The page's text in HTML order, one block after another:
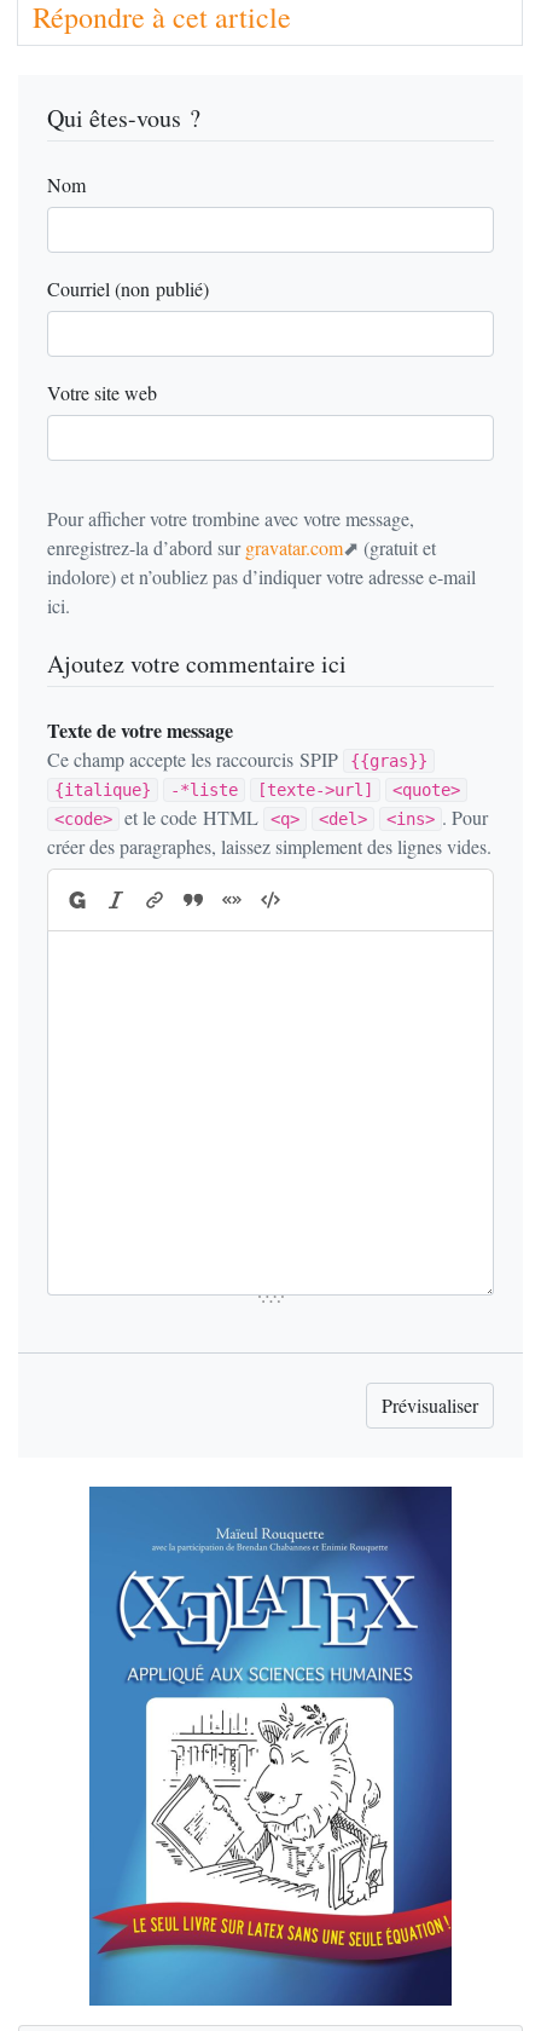
Répondre à cet article
Qui êtes-vous ?
Nom
Courriel (non publié)
Votre site web
Pour afficher votre trombine avec votre message,
enregistrez-la d’abord surgravatar.com
(gratuit et
indolore) et n’oubliez pas d’indiquer votre adresse e-mail
ici.
Ajoutez votre commentaire ici
Texte de votre message
Ce champ accepte les raccourcis SPIP
{{gras}}
{italique}
-*liste [texte->url]
<quote>
<code>
et le code HTML <q> <del> <ins> . Pour
créer des paragraphes, laissez simplement des lignes vides.